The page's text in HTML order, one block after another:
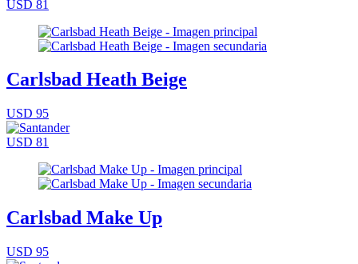
USD 81
Carlsbad Heath Beige
USD 95
USD 81
Carlsbad Make Up
USD 95